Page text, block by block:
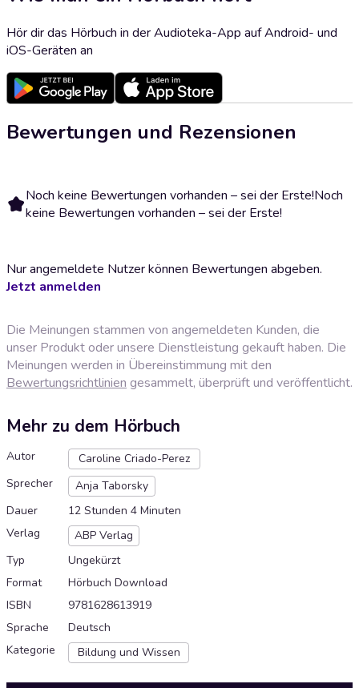
Hör dir das Hörbuch in der Audioteka-App auf Android- und
iOS-Geräten an
Bewertungen und Rezensionen
Noch keine Bewertungen vorhanden – sei der Erste!Noch
keine Bewertungen vorhanden – sei der Erste!
Nur angemeldete Nutzer können Bewertungen abgeben.
Jetzt anmelden
Die Meinungen stammen von angemeldeten Kunden, die
unser Produkt oder unsere Dienstleistung gekauft haben. Die
Meinungen werden in Übereinstimmung mit den
Bewertungsrichtlinien gesammelt, überprüft und veröffentlicht.
Mehr zu dem Hörbuch
Autor
Caroline Criado-Perez
Sprecher
Anja Taborsky
Dauer
12 Stunden 4 Minuten
Verlag
ABP Verlag
Typ
Ungekürzt
Format
Hörbuch Download
ISBN
9781628613919
Sprache
Deutsch
Kategorie
Bildung und Wissen